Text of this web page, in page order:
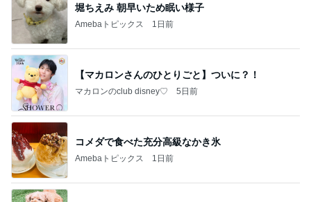
堀ちえみ 朝早いため眠い様子
Amebaトピックス 1日前
【マカロンさんのひとりごと】ついに？！
マカロンのclub disney♡ 5日前
コメダで食べた充分高級なかき氷
Amebaトピックス 1日前